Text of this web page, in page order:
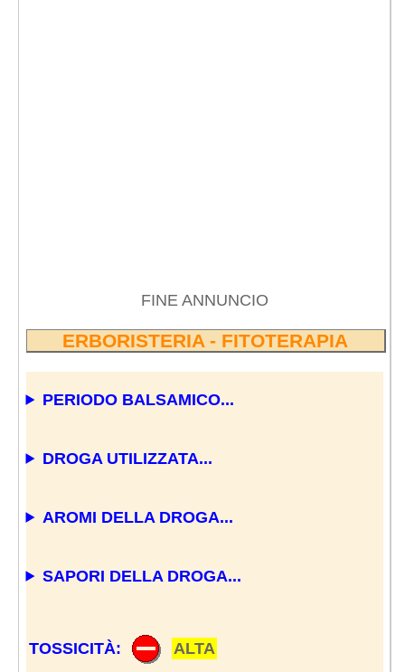
FINE ANNUNCIO
ERBORISTERIA - FITOTERAPIA
PERIODO BALSAMICO...
DROGA UTILIZZATA...
AROMI DELLA DROGA...
SAPORI DELLA DROGA...
TOSSICITÀ:
ALTA